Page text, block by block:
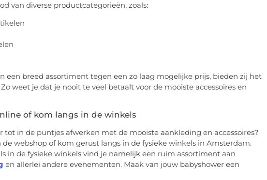
van diverse productcategorieën, zoals:
een breed assortiment tegen een zo laag mogelijke prijs, bieden zij het
weet je dat je nooit te veel betaalt voor de mooiste accessoires en
of kom langs in de winkels
tot in de puntjes afwerken met de mooiste aankleding en accessoires?
webshop of kom gerust langs in de fysieke winkels in Amsterdam.
in de fysieke winkels vind je namelijk een ruim assortiment aan
en allerlei andere evenementen. Maak van jouw babyshower een